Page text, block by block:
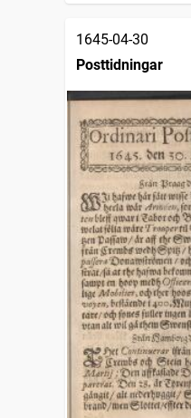
1645-04-30
Posttidningar